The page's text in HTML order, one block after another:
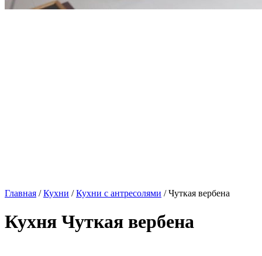
Главная /Кухни /Кухни с антресолями / Чуткая вербена
Кухня Чуткая вербена